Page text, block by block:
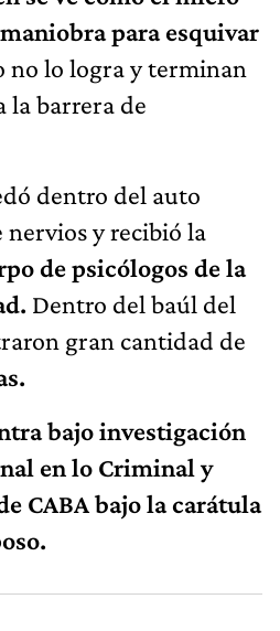
para esquivar
no lo logra y terminan
la barrera de
dentro del auto
y recibió la
de psicólogos de la
Dentro del baúl del
gran cantidad de
bajo investigación
en lo Criminal y
CABA bajo la carátula